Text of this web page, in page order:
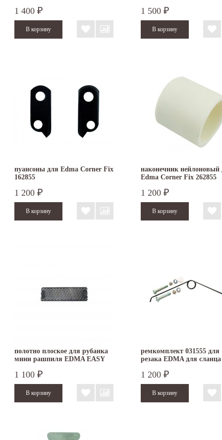
1 400 ₽ 1 500 ₽
пуансоны для Edma Corner Fix
162855
1 200 ₽
наконечник нейлоновый
Edma Corner Fix 262855
1 200 ₽
полотно плоское для рубанка
мини рашпиля EDMA EASY
1 100 ₽
ремкомплект 031555 для
резака EDMA для
1 200 ₽